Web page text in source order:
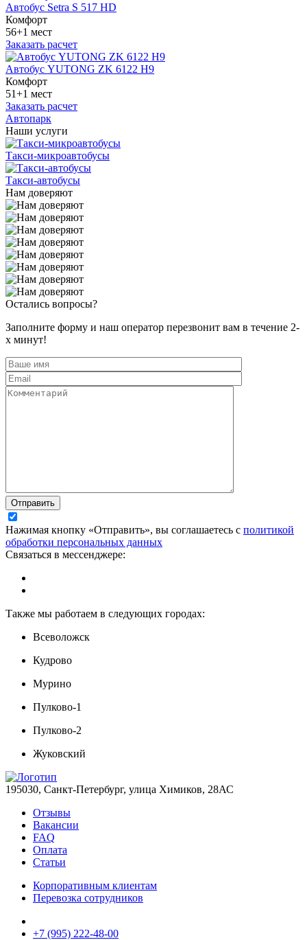
Автобус Setra S 517 HD
Комфорт
56+1 мест
Заказать расчет
Автобус YUTONG ZK 6122 H9
Комфорт
51+1 мест
Заказать расчет
Автопарк
Наши услуги
Такси-микроавтобусы
Такси-автобусы
Нам доверяют
Остались вопросы?
Заполните форму и наш оператор перезвонит вам в течение 2-
х минут!
Отправить
Нажимая кнопку «Отправить», вы соглашаетесь с политикой
обработки персональных данных
Связаться в мессенджере:
Также мы работаем в следующих городах:
Всеволожск
Кудрово
Мурино
Пулково-1
Пулково-2
Жуковский
195030, Санкт-Петербург, улица Химиков, 28АС
Отзывы
Вакансии
FAQ
Оплата
Статьи
Корпоративным клиентам
Перевозка сотрудников
+7 (995) 222-48-00